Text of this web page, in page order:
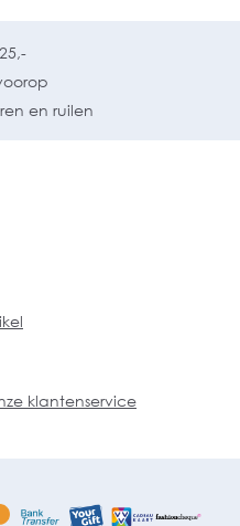
en ruilen
klantenservice